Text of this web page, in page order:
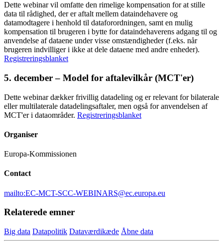
Dette webinar vil omfatte den rimelige kompensation for at stille
data til rådighed, der er aftalt mellem dataindehavere og
datamodtagere i henhold til dataforordningen, samt en mulig
kompensation til brugeren i bytte for dataindehaverens adgang til og
anvendelse af dataene under visse omstændigheder (f.eks. når
brugeren indvilliger i ikke at dele dataene med andre enheder).
Registreringsblanket
5. december – Model for aftalevilkår (MCT'er)
Dette webinar dækker frivillig datadeling og er relevant for bilaterale
eller multilaterale datadelingsaftaler, men også for anvendelsen af
MCT'er i dataområder. Registreringsblanket
Organiser
Europa-Kommissionen
Contact
mailto:EC-MCT-SCC-WEBINARS@ec.europa.eu
Relaterede emner
Big data Datapolitik Dataværdikæde Åbne data